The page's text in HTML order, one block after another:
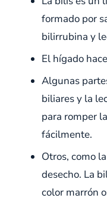
formado por
bilirrubina y
El hígado
Algunas
biliares y la
para romper
fácilmente.
Otros, como
desecho. La
color marrón